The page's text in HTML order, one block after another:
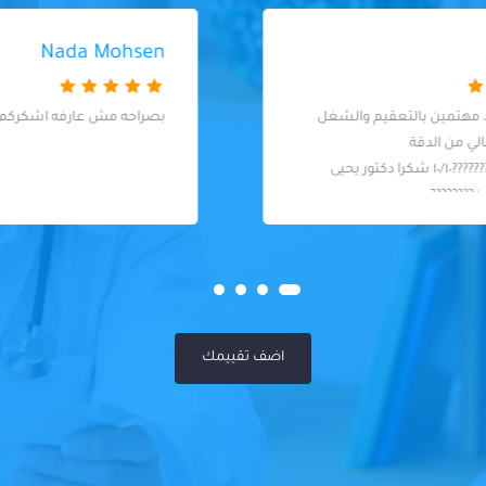
بصراحه مش عارفه اشكركم ازاي ع زوقكم
اضف تقييمك